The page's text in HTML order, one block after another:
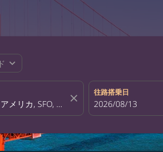
expand_more
close
往路搭乗日
fc-booking-
2026/08/13